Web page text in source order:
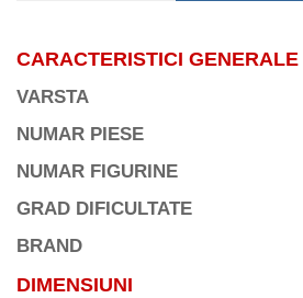
CARACTERISTICI GENERALE
VARSTA
NUMAR PIESE
NUMAR FIGURINE
GRAD DIFICULTATE
BRAND
DIMENSIUNI